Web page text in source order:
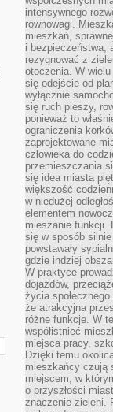
intensywnego
równowagi.
mieszkań,
i bezpieczeństwa,
rezygnować z
otoczenia. W
się odejście od
wyłącznie
się ruch pieszy,
ponieważ to
ograniczenia
zaprojektowane
człowieka do
przemieszczania
się idea miasta
większość
w niedużej
elementem
mieszanie funkcji.
się w sposób
powstawały
gdzie indziej
W praktyce
dojazdów,
życia
że atrakcyjna
różne funkcje. W
współistnieć
miejsca pracy,
Dzięki temu
mieszkańcy czują
miejscem, w
o przyszłości
znaczenie zieleni.